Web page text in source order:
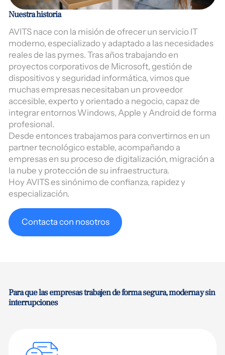
Nuestra historia
AVITS nace con la misión de ofrecer un servicio IT
moderno, especializado y adaptado a las necesidades
reales de las pymes. Tras años trabajando en
proyectos corporativos de Microsoft, gestión de
dispositivos y seguridad informática, vimos que
muchas empresas necesitaban un proveedor
accesible, experto y orientado a negocio, capaz de
integrar entornos Windows, Apple y Android de forma
profesional.
Desde entonces trabajamos para convertirnos en un
partner tecnológico estable, acompañando a
empresas en su proceso de digitalización, migración a
la nube y protección de su infraestructura.
Hoy AVITS es sinónimo de confianza, rapidez y
especialización.
Contacta con nosotros
Para que las empresas trabajen de forma segura, moderna y sin
interrupciones